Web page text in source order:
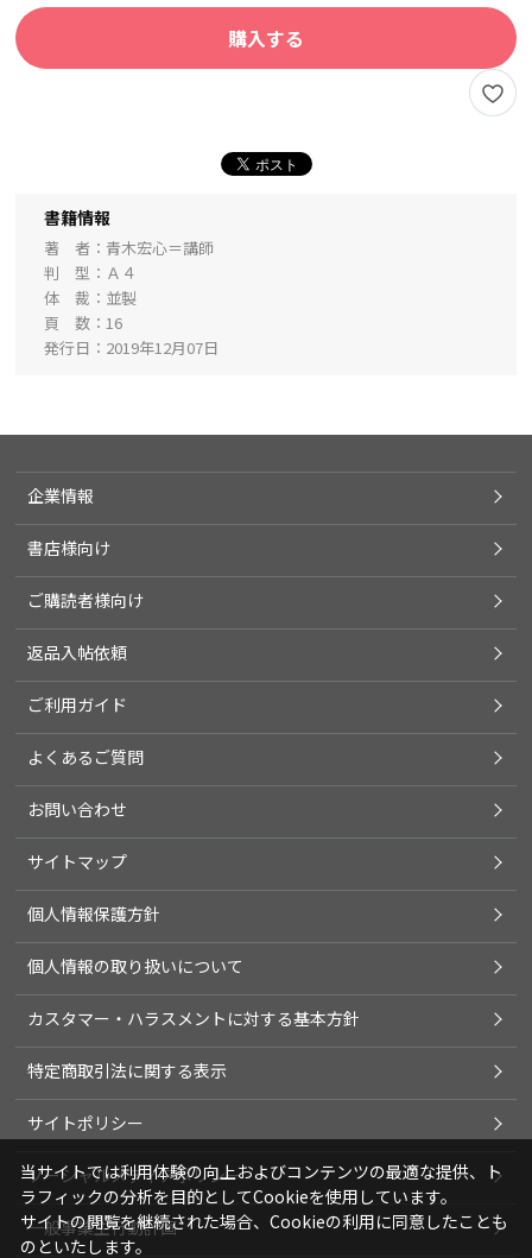
購入する
書籍情報
著 者
青木宏心＝講師
判 型
Ａ４
体 裁
並製
頁 数
16
発行日
2019年12月07日
企業情報
書店様向け
ご購読者様向け
返品入帖依頼
ご利用ガイド
よくあるご質問
お問い合わせ
サイトマップ
個人情報保護方針
個人情報の取り扱いについて
カスタマー・ハラスメントに対する基本方針
特定商取引法に関する表示
サイトポリシー
ソーシャルメディアポリシー
一般事業主行動計画
当サイトでは利用体験の向上およびコンテンツの最適な提供、ト
ラフィックの分析を目的としてCookieを使用しています。
サイトの閲覧を継続された場合、Cookieの利用に同意したことも
のといたします。